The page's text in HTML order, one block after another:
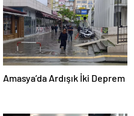
Amasya’da Ardışık İki Deprem